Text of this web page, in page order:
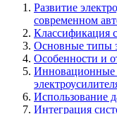
Развитие
современном
Классификация
Основные типы
Особенности и
Инновационные
Использование
Интеграция